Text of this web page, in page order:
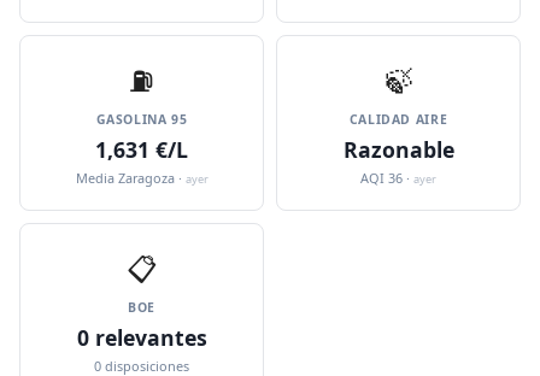
⛽️
GASOLINA 95
1,631 €/L
Media Zaragoza · ayer
🍃
CALIDAD AIRE
Razonable
AQI 36 · ayer
📋
BOE
0 relevantes
0 disposiciones